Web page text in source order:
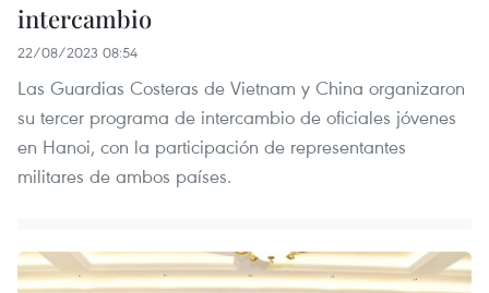
intercambio
22/08/2023 08:54
Las Guardias Costeras de Vietnam y China organizaron
su tercer programa de intercambio de oficiales jóvenes
en Hanoi, con la participación de representantes
militares de ambos países.